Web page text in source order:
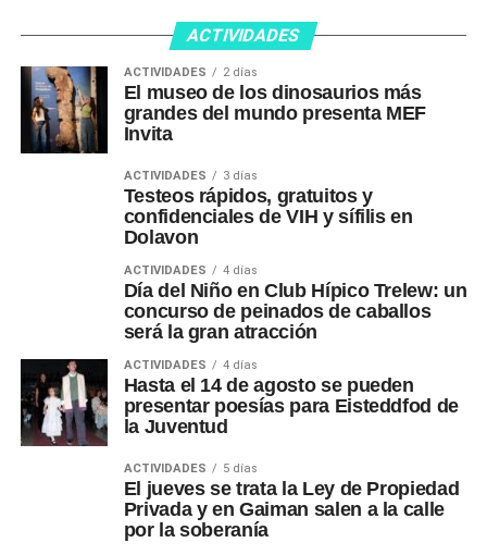
ACTIVIDADES
ACTIVIDADES 2 días
El museo de los dinosaurios más
grandes del mundo presenta MEF
Invita
ACTIVIDADES 3 días
Testeos rápidos, gratuitos y
confidenciales de VIH y sífilis en
Dolavon
ACTIVIDADES 4 días
Día del Niño en Club Hípico Trelew: un
concurso de peinados de caballos
será la gran atracción
ACTIVIDADES 4 días
Hasta el 14 de agosto se pueden
presentar poesías para Eisteddfod de
la Juventud
ACTIVIDADES 5 días
El jueves se trata la Ley de Propiedad
Privada y en Gaiman salen a la calle
por la soberanía